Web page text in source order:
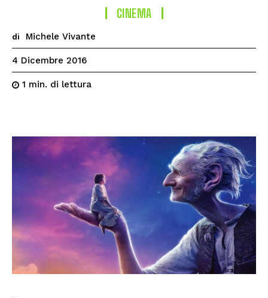
CINEMA
di Michele Vivante
4 Dicembre 2016
1 min. di lettura